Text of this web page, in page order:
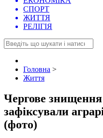
СПОРТ
ЖИТТЯ
РЕЛІГІЯ
Головна >
Життя
Чергове
зафіксували
(фото)